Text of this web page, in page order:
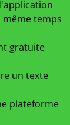
même temps
gratuite
un texte
plateforme